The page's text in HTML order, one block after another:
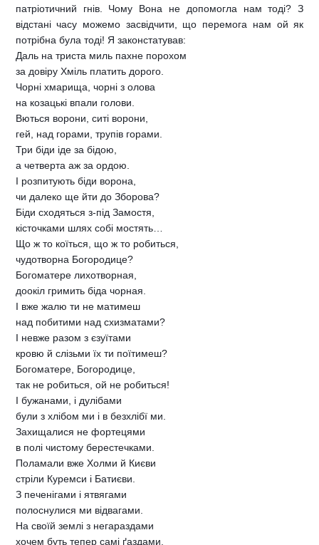
патріотичний гнів. Чому Вона не допомогла нам тоді? З
відстані часу можемо засвідчити, що перемога нам ой як
потрібна була тоді! Я законстатував:
Даль на триста миль пахне порохом 
за довіру Хміль платить дорого.
Чорні хмарища, чорні з олова
на козацькі впали голови.
Вються ворони, ситі ворони,
гей, над горами, трупів горами.
Три біди іде за бідою,
а четверта аж за ордою.
І розпитують біди ворона,
чи далеко ще йти до Зборова?
Біди сходяться з-під Замостя,
кісточками шлях собі мостять…
Що ж то коїться, що ж то робиться,
чудотворна Богородице?
Богоматере лихотворная,
доокіл гримить біда чорная.
І вже жалю ти не матимеш
над побитими над схизматами?
І невже разом з єзуїтами
кровю й слізьми їх ти поїтимеш?
Богоматере, Богородице,
так не робиться, ой не робиться!
І бужанами, і дулібами
були з хлібом ми і в безхлібї ми.
Захищалися не фортецями 
в полі чистому берестечками.
Поламали вже Холми й Києви
стріли Куремси і Батиєви.
З печенігами і ятвягами
полоснулися ми відвагами.
На своїй землі з негараздами
хочем буть тепер самі ґаздами.